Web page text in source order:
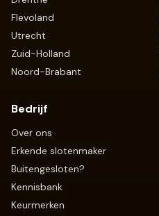
Flevoland
Utrecht
Zuid-Holland
Noord-Brabant
Bedrijf
Over ons
Erkende slotenmaker
Buitengesloten?
Kennisbank
Keurmerken